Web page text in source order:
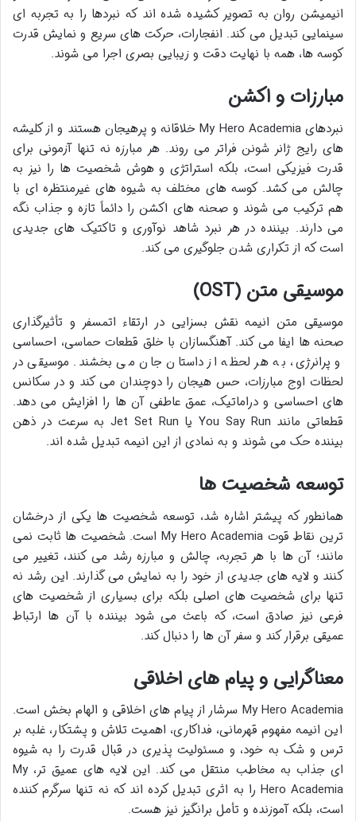
انیمیشن روان به تصویر کشیده شده اند که نبردها را به تجربه ای
سینمایی تبدیل می کند. انفجارات، حرکت های سریع و نمایش قدرت
کوسه ها، همه با نهایت دقت و زیبایی بصری اجرا می شوند.
مبارزات و اکشن
نبردهای My Hero Academia خلاقانه و پرهیجان هستند و از کلیشه
های رایج ژانر شونن فراتر می روند. هر مبارزه نه تنها آزمونی برای
قدرت فیزیکی است، بلکه استراتژی و هوش شخصیت ها را نیز به
چالش می کشد. کوسه های مختلف به شیوه های غیرمنتظره ای با
هم ترکیب می شوند و صحنه های اکشن را دائماً تازه و جذاب نگه
می دارند. بیننده در هر نبرد شاهد نوآوری و تاکتیک های جدیدی
است که از تکراری شدن جلوگیری می کند.
موسیقی متن (OST)
موسیقی متن انیمه نقش بسزایی در ارتقاء اتمسفر و تأثیرگذاری
صحنه ها ایفا می کند. آهنگسازان با خلق قطعات حماسی، احساسی
و پرانرژی، به هر لحظه از داستان جان می بخشند. موسیقی در
لحظات اوج مبارزات، حس هیجان را دوچندان می کند و در سکانس
های احساسی و دراماتیک، عمق عاطفی آن ها را افزایش می دهد.
قطعاتی مانند You Say Run یا Jet Set Run به سرعت در ذهن
بیننده حک می شوند و به نمادی از این انیمه تبدیل شده اند.
توسعه شخصیت ها
همانطور که پیشتر اشاره شد، توسعه شخصیت ها یکی از درخشان
ترین نقاط قوت My Hero Academia است. شخصیت ها ثابت نمی
مانند؛ آن ها با هر تجربه، چالش و مبارزه رشد می کنند، تغییر می
کنند و لایه های جدیدی از خود را به نمایش می گذارند. این رشد نه
تنها برای شخصیت های اصلی بلکه برای بسیاری از شخصیت های
فرعی نیز صادق است، که باعث می شود بیننده با آن ها ارتباط
عمیقی برقرار کند و سفر آن ها را دنبال کند.
معناگرایی و پیام های اخلاقی
My Hero Academia سرشار از پیام های اخلاقی و الهام بخش است.
این انیمه مفهوم قهرمانی، فداکاری، اهمیت تلاش و پشتکار، غلبه بر
ترس و شک به خود، و مسئولیت پذیری در قبال قدرت را به شیوه
ای جذاب به مخاطب منتقل می کند. این لایه های عمیق تر، My
Hero Academia را به اثری تبدیل کرده اند که نه تنها سرگرم کننده
است، بلکه آموزنده و تأمل برانگیز نیز هست.